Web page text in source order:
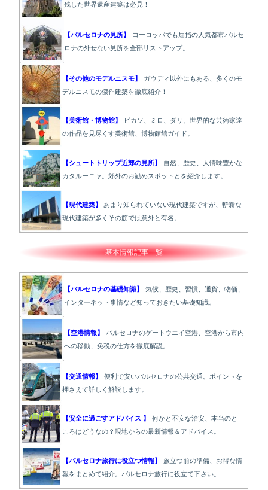
残した世界遺産建築は必見！
【バルセロナの見所】
ヨーロッパでも屈指の人気都市バルセ
ロナの外せない見所を全部リストアップ。
【その他のモデルニスモ】
ガウディ以外にもある、多くのモ
デルニスモの傑作建築を徹底紹介！
【美術館・博物館】
ピカソ、ミロ、ダリ、世界的な芸術家達
の作品を見尽くす美術館、博物館館ガイド。
【シュートトリップ近郊の見所】
自然、歴史、人情味豊かな
カタルーニャ。郊外のお勧めスポットとを紹介します。
【現代建築】
あまり知られていない現代建築ですが、斬新な
現代建築が多くその筋では意外と有名。
基本情報記事一覧
【バルセロナの基礎知識】
気候、歴史、習慣、通貨、物価、
インターネット事情など知っておきたい基礎知識。
【空港情報】
バルセロナのゲートウエイ空港、空港から市内
への移動、免税の仕方を徹底解説。
【交通情報】
便利で安いバルセロナの公共交通。ポイントを
押さえて詳しく解説します。
【安全に過ごすアドバイス 】
何かと不安な治安、本当のと
ころはどうなの？現地からの最新情報＆アドバイス。
【バルセロナ旅行に役立つ情報】
旅立つ前の準備、お得な情
報をまとめて紹介。バルセロナ旅行に役立て下さい。